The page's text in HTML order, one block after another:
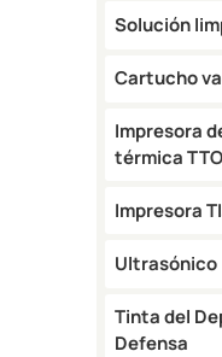
Solución
Cartucho
Impresora
térmica TTO
Impresora
Ultrasónico
Tinta del
Defensa